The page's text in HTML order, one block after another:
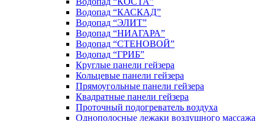
Водопад “КАСКАД”
Водопад “ЭЛИТ”
Водопад “НИАГАРА”
Водопад “СТЕНОВОЙ”
Водопад “ГРИБ”
Круглые панели гейзера
Кольцевые панели гейзера
Прямоугольные панели гейзера
Квадратные панели гейзера
Проточный подогреватель воздуха
Однополосные лежаки воздушного массажа